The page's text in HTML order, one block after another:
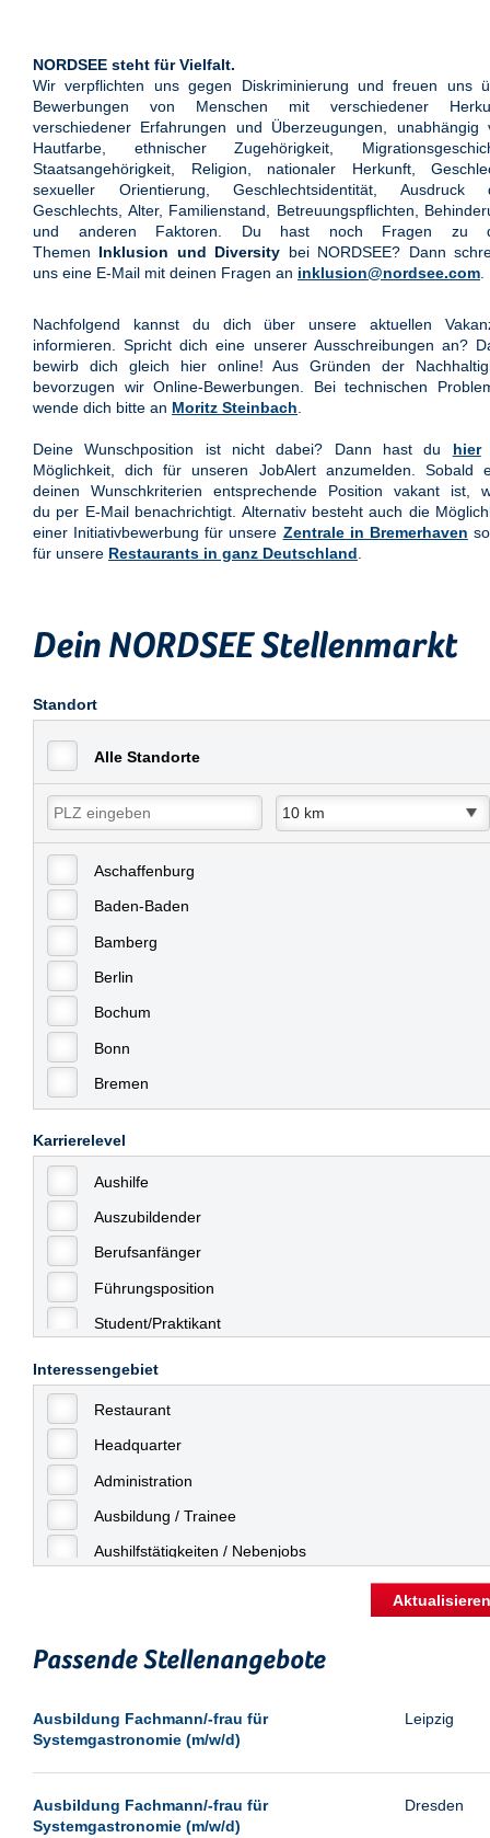
NORDSEE steht für Vielfalt.
Wir verpflichten uns gegen Diskriminierung und freuen uns
Bewerbungen von Menschen mit verschiedener
verschiedener Erfahrungen und Überzeugungen, unabhängig
Hautfarbe, ethnischer Zugehörigkeit,
Staatsangehörigkeit, Religion, nationaler Herkunft,
sexueller Orientierung, Geschlechtsidentität, Ausdruck
Geschlechts, Alter, Familienstand, Betreuungspflichten,
und anderen Faktoren. Du hast noch Fragen zu
Themen Inklusion und Diversity bei NORDSEE? Dann
uns eine E-Mail mit deinen Fragen an inklusion@nordsee.com
Nachfolgend kannst du dich über unsere aktuellen
informieren. Spricht dich eine unserer Ausschreibungen an?
bewirb dich gleich hier online! Aus Gründen der
bevorzugen wir Online-Bewerbungen. Bei technischen
wende dich bitte an Moritz Steinbach
Deine Wunschposition ist nicht dabei? Dann hast du hier
Möglichkeit, dich für unseren JobAlert anzumelden. Sobald
deinen Wunschkriterien entsprechende Position vakant ist,
du per E-Mail benachrichtigt. Alternativ besteht auch die
einer Initiativbewerbung für unsere Zentrale in Bremerhaven
für unsere Restaurants in ganz Deutschland
Dein NORDSEE Stellenmarkt
Standort
Alle Standorte
Aschaffenburg
Baden-Baden
Bamberg
Berlin
Bochum
Bonn
Bremen
Celle
Chemnitz
Dessau
Dresden
Düsseldorf
Erfurt
Essen
Frankfurt
Frankfurt am Main
Freiburg
Fulda
Göppingen
Hamburg
Heilbronn
Ingolstadt
Karrierelevel
Aushilfe
Auszubildender
Berufsanfänger
Führungsposition
Student/Praktikant
Interessengebiet
Restaurant
Headquarter
Administration
Ausbildung / Trainee
Aushilfstätigkeiten / Nebenjobs
Sonstiges
Passende Stellenangebote
Ausbildung Fachmann/-frau für
Systemgastronomie (m/w/d)
Leipzig
Ausbildung Fachmann/-frau für
Systemgastronomie (m/w/d)
Dresden